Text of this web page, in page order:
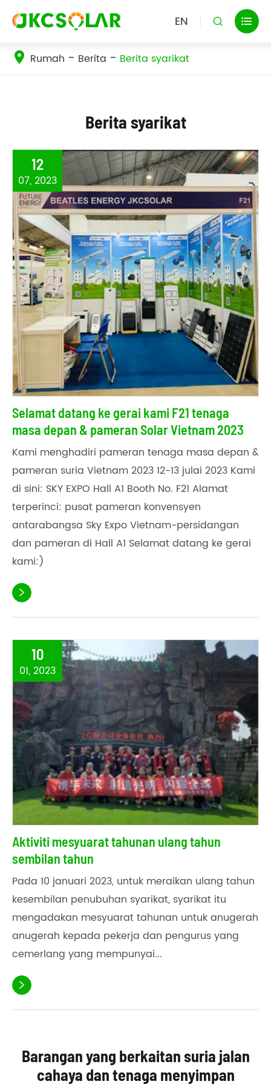
EN  
Rumah Berita Berita syarikat
Berita syarikat
12
07, 2023
Selamat datang ke gerai kami F21 tenaga
masa depan & pameran Solar Vietnam 2023
Kami menghadiri pameran tenaga masa depan &
pameran suria Vietnam 2023 12-13 julai 2023 Kami
di sini: SKY EXPO Hall A1 Booth No. F21 Alamat
terperinci: pusat pameran konvensyen
antarabangsa Sky Expo Vietnam-persidangan
dan pameran di Hall A1 Selamat datang ke gerai
kami:)

10
01, 2023
Aktiviti mesyuarat tahunan ulang tahun
sembilan tahun
Pada 10 januari 2023, untuk meraikan ulang tahun
kesembilan penubuhan syarikat, syarikat itu
mengadakan mesyuarat tahunan untuk anugerah
anugerah kepada pekerja dan pengurus yang
cemerlang yang mempunyai...

Barangan yang berkaitan suria jalan
cahaya dan tenaga menyimpan